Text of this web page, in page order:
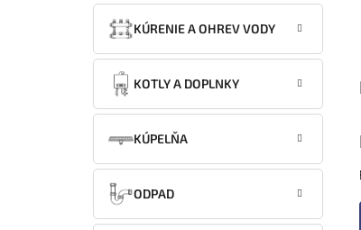
KÚRENIE A OHREV VODY
KOTLY A DOPLNKY
KÚPELŇA
ODPAD